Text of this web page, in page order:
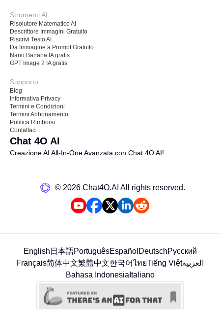
Strumenti AI
Risolutore Matematico AI
Descrittore Immagini Gratuito
Riscrivi Testo AI
Da Immagine a Prompt Gratuito
Nano Banana IA gratis
GPT Image 2 IA gratis
Supporto
Blog
Informativa Privacy
Termini e Condizioni
Termini Abbonamento
Politica Rimborsi
Contattaci
Chat 4O AI
Creazione AI All-In-One Avanzata con Chat 4O AI!
©️ 2026 Chat4O.AI All rights reserved.
English 日本語PortuguêsEspañol DeutschРусский
Français简体中文繁體中文한국어ไทยTiếng Việtالعربية
Bahasa Indonesia Italiano